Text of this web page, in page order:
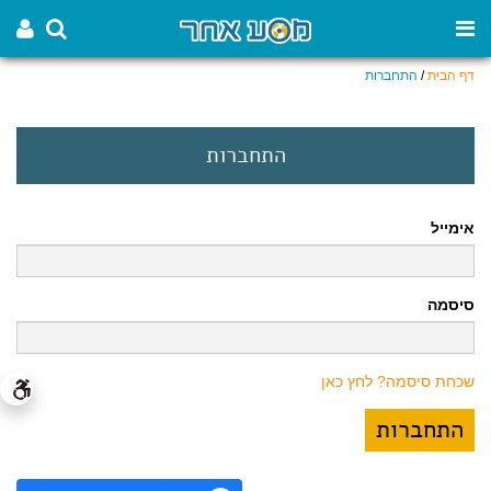
דף הבית/ התחברות
התחברות
אימייל
סיסמה
שכחת סיסמה? לחץ כאן